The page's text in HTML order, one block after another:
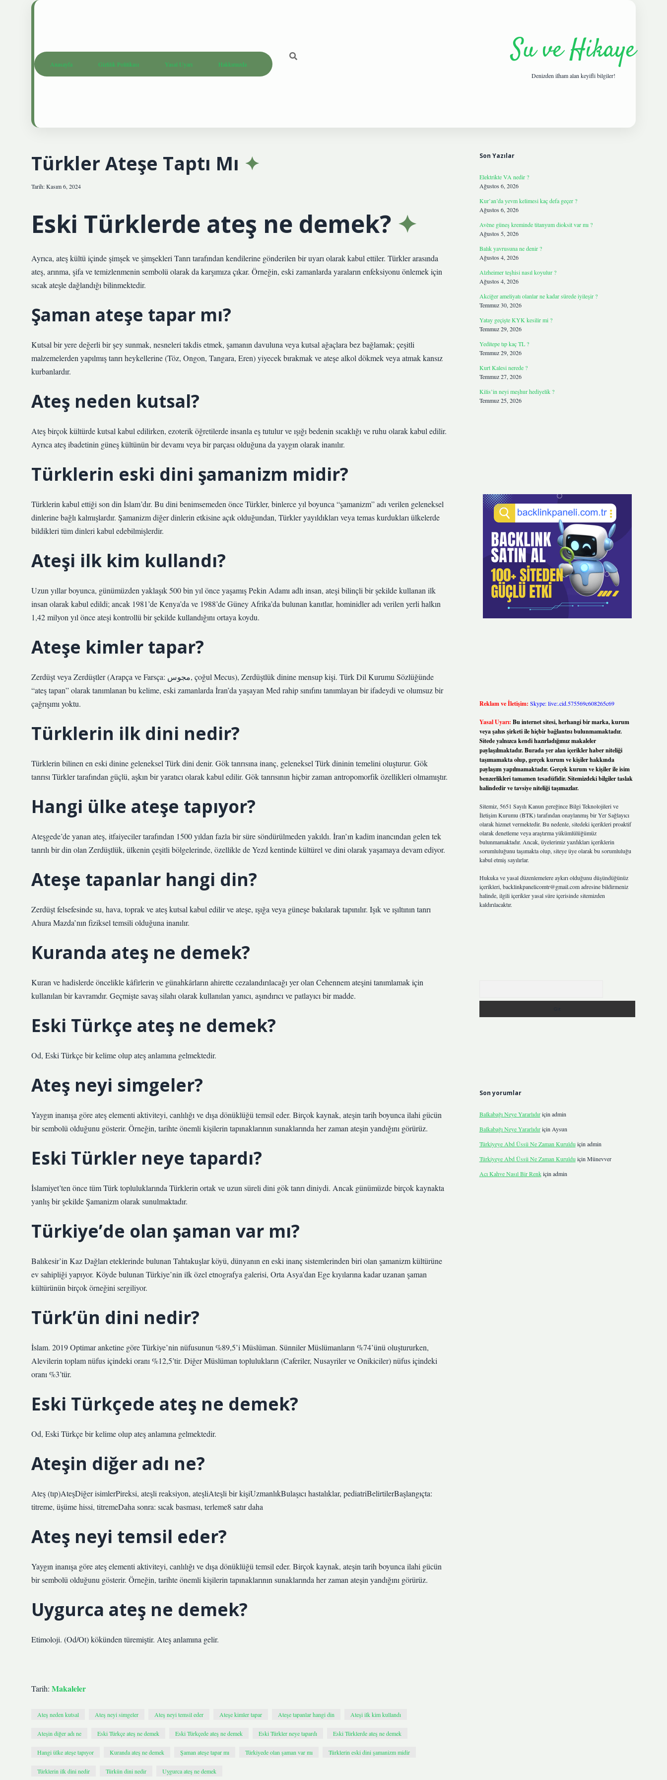
Anasayfa Gizlilik Politikası Yasal Uyarı Hakkımızda Su ve Hikaye
Denizden ilham alan keyifli bilgiler!
Türkler Ateşe Taptı Mı
Tarih: Kasım 6, 2024
Eski Türklerde ateş ne demek?
Ayrıca, ateş kültü içinde şimşek ve şimşekleri Tanrı tarafından kendilerine gönderilen bir uyarı olarak kabul ettiler. Türkler arasında
ateş, arınma, şifa ve temizlenmenin sembolü olarak da karşımıza çıkar. Örneğin, eski zamanlarda yaraların enfeksiyonu önlemek için
sıcak ateşle dağlandığı bilinmektedir.
Şaman ateşe tapar mı?
Kutsal bir yere değerli bir şey sunmak, nesneleri takdis etmek, şamanın davuluna veya kutsal ağaçlara bez bağlamak; çeşitli
malzemelerden yapılmış tanrı heykellerine (Töz, Ongon, Tangara, Eren) yiyecek bırakmak ve ateşe alkol dökmek veya atmak kansız
kurbanlardır.
Ateş neden kutsal?
Ateş birçok kültürde kutsal kabul edilirken, ezoterik öğretilerde insanla eş tutulur ve ışığı bedenin sıcaklığı ve ruhu olarak kabul edilir.
Ayrıca ateş ibadetinin güneş kültünün bir devamı veya bir parçası olduğuna da yaygın olarak inanılır.
Türklerin eski dini şamanizm midir?
Türklerin kabul ettiği son din İslam’dır. Bu dini benimsemeden önce Türkler, binlerce yıl boyunca “şamanizm” adı verilen geleneksel
dinlerine bağlı kalmışlardır. Şamanizm diğer dinlerin etkisine açık olduğundan, Türkler yayıldıkları veya temas kurdukları ülkelerde
bildikleri tüm dinleri kabul edebilmişlerdir.
Ateşi ilk kim kullandı?
Uzun yıllar boyunca, günümüzden yaklaşık 500 bin yıl önce yaşamış Pekin Adamı adlı insan, ateşi bilinçli bir şekilde kullanan ilk
insan olarak kabul edildi; ancak 1981’de Kenya’da ve 1988’de Güney Afrika’da bulunan kanıtlar, hominidler adı verilen yerli halkın
1,42 milyon yıl önce ateşi kontrollü bir şekilde kullandığını ortaya koydu.
Ateşe kimler tapar?
Zerdüşt veya Zerdüştler (Arapça ve Farsça: مجوس, çoğul Mecus), Zerdüştlük dinine mensup kişi. Türk Dil Kurumu Sözlüğünde
“ateş tapan” olarak tanımlanan bu kelime, eski zamanlarda İran’da yaşayan Med rahip sınıfını tanımlayan bir ifadeydi ve olumsuz bir
çağrışımı yoktu.
Türklerin ilk dini nedir?
Türklerin bilinen en eski dinine geleneksel Türk dini denir. Gök tanrısına inanç, geleneksel Türk dininin temelini oluşturur. Gök
tanrısı Türkler tarafından güçlü, aşkın bir yaratıcı olarak kabul edilir. Gök tanrısının hiçbir zaman antropomorfik özellikleri olmamıştır.
Hangi ülke ateşe tapıyor?
Ateşgede’de yanan ateş, itfaiyeciler tarafından 1500 yıldan fazla bir süre söndürülmeden yakıldı. İran’ın kadim inancından gelen tek
tanrılı bir din olan Zerdüştlük, ülkenin çeşitli bölgelerinde, özellikle de Yezd kentinde kültürel ve dini olarak yaşamaya devam ediyor.
Ateşe tapanlar hangi din?
Zerdüşt felsefesinde su, hava, toprak ve ateş kutsal kabul edilir ve ateşe, ışığa veya güneşe bakılarak tapınılır. Işık ve ışıltının tanrı
Ahura Mazda’nın fiziksel temsili olduğuna inanılır.
Kuranda ateş ne demek?
Kuran ve hadislerde öncelikle kâfirlerin ve günahkârların ahirette cezalandırılacağı yer olan Cehennem ateşini tanımlamak için
kullanılan bir kavramdır. Geçmişte savaş silahı olarak kullanılan yanıcı, aşındırıcı ve patlayıcı bir madde.
Eski Türkçe ateş ne demek?
Od, Eski Türkçe bir kelime olup ateş anlamına gelmektedir.
Ateş neyi simgeler?
Yaygın inanışa göre ateş elementi aktiviteyi, canlılığı ve dışa dönüklüğü temsil eder. Birçok kaynak, ateşin tarih boyunca ilahi gücün
bir sembolü olduğunu gösterir. Örneğin, tarihte önemli kişilerin tapınaklarının sunaklarında her zaman ateşin yandığını görürüz.
Eski Türkler neye tapardı?
İslamiyet’ten önce tüm Türk topluluklarında Türklerin ortak ve uzun süreli dini gök tanrı diniydi. Ancak günümüzde birçok kaynakta
yanlış bir şekilde Şamanizm olarak sunulmaktadır.
Türkiye’de olan şaman var mı?
Balıkesir’in Kaz Dağları eteklerinde bulunan Tahtakuşlar köyü, dünyanın en eski inanç sistemlerinden biri olan şamanizm kültürüne
ev sahipliği yapıyor. Köyde bulunan Türkiye’nin ilk özel etnografya galerisi, Orta Asya’dan Ege kıyılarına kadar uzanan şaman
kültürünün birçok örneğini sergiliyor.
Türk’ün dini nedir?
İslam. 2019 Optimar anketine göre Türkiye’nin nüfusunun %89,5’i Müslüman. Sünniler Müslümanların %74’ünü oluştururken,
Alevilerin toplam nüfus içindeki oranı %12,5’tir. Diğer Müslüman toplulukların (Caferiler, Nusayriler ve Onikiciler) nüfus içindeki
oranı %3’tür.
Eski Türkçede ateş ne demek?
Od, Eski Türkçe bir kelime olup ateş anlamına gelmektedir.
Ateşin diğer adı ne?
Ateş (tıp)AteşDiğer isimlerPireksi, ateşli reaksiyon, ateşliAteşli bir kişiUzmanlıkBulaşıcı hastalıklar, pediatriBelirtilerBaşlangıçta:
titreme, üşüme hissi, titremeDaha sonra: sıcak basması, terleme8 satır daha
Ateş neyi temsil eder?
Yaygın inanışa göre ateş elementi aktiviteyi, canlılığı ve dışa dönüklüğü temsil eder. Birçok kaynak, ateşin tarih boyunca ilahi gücün
bir sembolü olduğunu gösterir. Örneğin, tarihte önemli kişilerin tapınaklarının sunaklarında her zaman ateşin yandığını görürüz.
Uygurca ateş ne demek?
Etimoloji. (Od/Ot) kökünden türemiştir. Ateş anlamına gelir.
Tarih: Makaleler
Ateş neden kutsal Ateş neyi simgeler Ateş neyi temsil eder Ateşe kimler tapar Ateşe tapanlar hangi din Ateşi ilk kim kullandı
Ateşin diğer adı ne Eski Türkçe ateş ne demek Eski Türkçede ateş ne demek Eski Türkler neye tapardı Eski Türklerde ateş ne demek
Hangi ülke ateşe tapıyor Kuranda ateş ne demek Şaman ateşe tapar mı Türkiyede olan şaman var mı Türklerin eski dini şamanizm midir
Türklerin ilk dini nedir Türkün dini nedir Uygurca ateş ne demek
Son Yazılar
Elektrikte VA nedir ?
Ağustos 6, 2026
Kur’an’da yevm kelimesi kaç defa geçer ?
Ağustos 6, 2026
Avène güneş kreminde titanyum dioksit var mı ?
Ağustos 5, 2026
Balık yavrusuna ne denir ?
Ağustos 4, 2026
Alzheimer teşhisi nasıl koyulur ?
Ağustos 4, 2026
Akciğer ameliyatı olanlar ne kadar sürede iyileşir ?
Temmuz 30, 2026
Yatay geçişte KYK kesilir mi ?
Temmuz 29, 2026
Yeditepe tıp kaç TL ?
Temmuz 29, 2026
Kurt Kalesi nerede ?
Temmuz 27, 2026
Kilis’in neyi meşhur hediyelik ?
Temmuz 25, 2026
Reklam ve İletişim: Skype: live:.cid.575569c608265c69
Yasal Uyarı: Bu internet sitesi, herhangi bir marka, kurum
veya şahıs şirketi ile hiçbir bağlantısı bulunmamaktadır.
Sitede yalnızca kendi hazırladığımız makaleler
paylaşılmaktadır. Burada yer alan içerikler haber niteliği
taşımamakta olup, gerçek kurum ve kişiler hakkında
paylaşım yapılmamaktadır. Gerçek kurum ve kişiler ile isim
benzerlikleri tamamen tesadüfidir. Sitemizdeki bilgiler taslak
halindedir ve tavsiye niteliği taşımazlar.
Sitemiz, 5651 Sayılı Kanun gereğince Bilgi Teknolojileri ve
İletişim Kurumu (BTK) tarafından onaylanmış bir Yer Sağlayıcı
olarak hizmet vermektedir. Bu nedenle, sitedeki içerikleri proaktif
olarak denetleme veya araştırma yükümlülüğümüz
bulunmamaktadır. Ancak, üyelerimiz yazdıkları içeriklerin
sorumluluğunu taşımakta olup, siteye üye olarak bu sorumluluğu
kabul etmiş sayılırlar.
Hukuka ve yasal düzenlemelere aykırı olduğunu düşündüğünüz
içerikleri, backlinkpanelicomtr@gmail.comadresine bildirmeniz
halinde, ilgili içerikler yasal süre içerisinde sitemizden
kaldırılacaktır.
Son yorumlar
Balkabağı Neye Yararlıdıriçin admin
Balkabağı Neye Yararlıdıriçin Aysun
Türkiyeye Abd Üssü Ne Zaman Kuruldu için admin
Türkiyeye Abd Üssü Ne Zaman Kuruldu için Münevver
Acı Kahve Nasıl Bir Renkiçin admin